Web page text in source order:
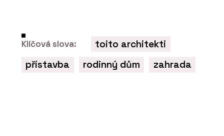
ČLÁNKY
ARCHITECT@WORK se blíží. Veletrh v
Praze nabídne inovace, rovné
Klíčová slova:
toito architekti
přístavba
rodinný dům zahrada